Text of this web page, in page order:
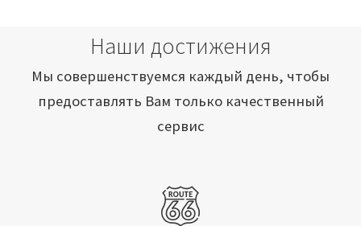
Наши достижения
Мы совершенствуемся каждый день, чтобы
предоставлять Вам только качественный
сервис